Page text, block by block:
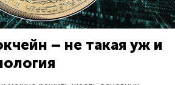
– не такая уж и